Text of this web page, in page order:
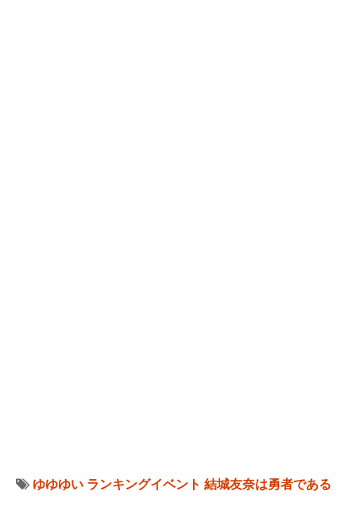
ゆゆゆい ランキングイベント 結城友奈は勇者である